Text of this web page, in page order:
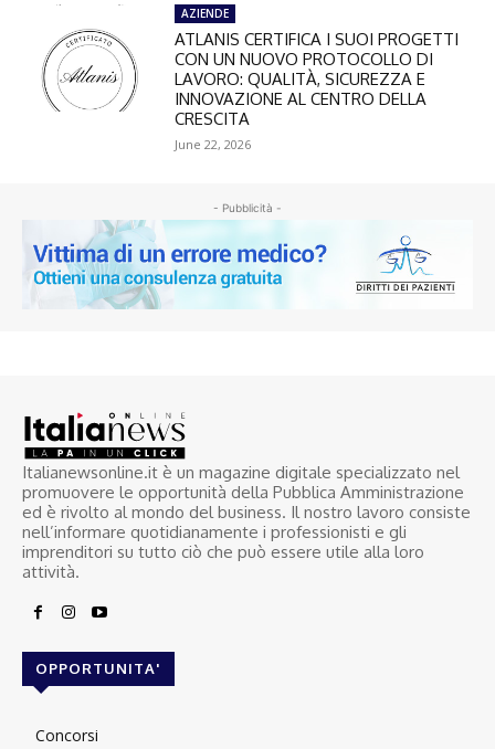
AZIENDE
ATLANIS CERTIFICA I SUOI PROGETTI
CON UN NUOVO PROTOCOLLO DI
LAVORO: QUALITÀ, SICUREZZA E
INNOVAZIONE AL CENTRO DELLA
CRESCITA
June 22, 2026
- Pubblicità -
Italianewsonline.it è un magazine digitale specializzato nel
promuovere le opportunità della Pubblica Amministrazione
ed è rivolto al mondo del business. Il nostro lavoro consiste
nell’informare quotidianamente i professionisti e gli
imprenditori su tutto ciò che può essere utile alla loro
attività.
OPPORTUNITA'
Concorsi